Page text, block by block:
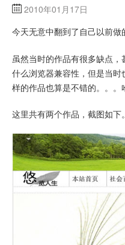
2010年01月17日
今天无意中翻到了自己以前做
虽然当时的作品有很多缺点
什么浏览器兼容性，但是当
样的作品也算是不错的。。。
这里共有两个作品，截图如下。